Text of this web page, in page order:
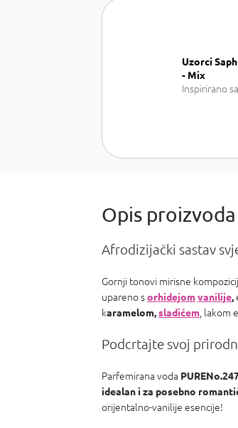
Uzorci
- Mix
Inspirirano
Baccarat R.
540 a Armani
Afrodizijački sastav
Gornji tonovi mirisne
upareno sorhidejomvanilije,
karamelom,sladićem, lakom
Podcrtajte svoj
Parfemirana voda
idealan i za posebno
orijentalno-vanilije esencije!